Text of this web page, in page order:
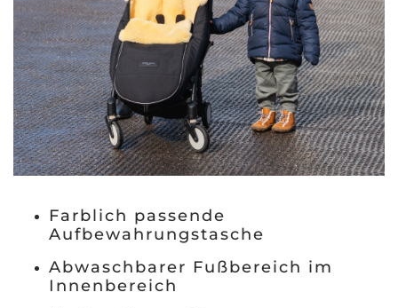
Farblich passende
Aufbewahrungstasche
Abwaschbarer Fußbereich im
Innenbereich